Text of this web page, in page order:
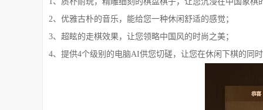
2、优雅古朴的音乐，能给您一种休闲舒适的感觉；
3、超眩的走棋效果，让您领略中国风的时尚之美；
4、提供4个级别的电脑AI供您切磋，让您在休闲下棋的同